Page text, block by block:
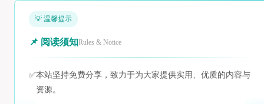
💡 温馨提示
📌 阅读须知Rules & Notice
✅本站坚持免费分享，致力于为大家提供实用、优质的内容与
资源。